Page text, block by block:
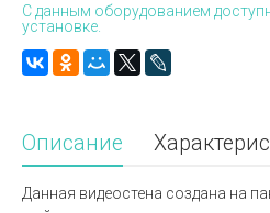
С данным оборудованием
установке.
Описание
Данная видеостена создана на